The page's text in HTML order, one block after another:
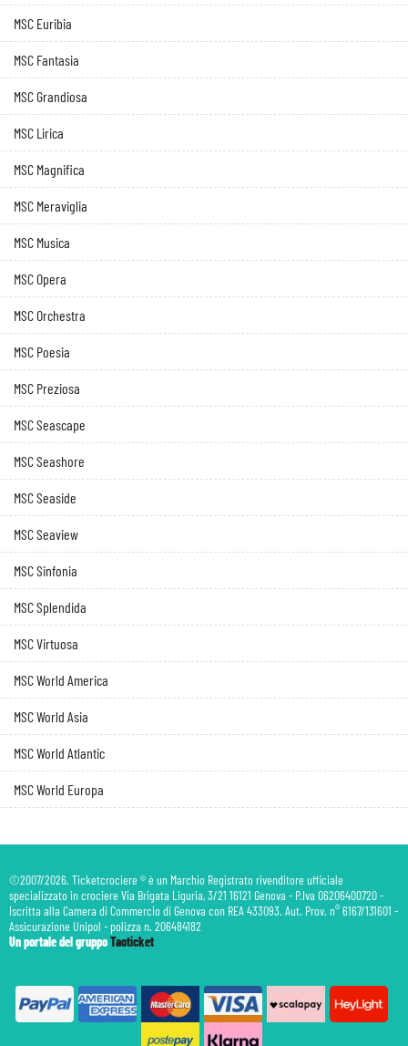
MSC Euribia
MSC Fantasia
MSC Grandiosa
MSC Lirica
MSC Magnifica
MSC Meraviglia
MSC Musica
MSC Opera
MSC Orchestra
MSC Poesia
MSC Preziosa
MSC Seascape
MSC Seashore
MSC Seaside
MSC Seaview
MSC Sinfonia
MSC Splendida
MSC Virtuosa
MSC World America
MSC World Asia
MSC World Atlantic
MSC World Europa
©2007/2026. Ticketcrociere ® è un Marchio Registrato rivenditore ufficiale
specializzato in crociere Via Brigata Liguria, 3/21 16121 Genova - P.Iva 06206400720 -
Iscritta alla Camera di Commercio di Genova con REA 433093. Aut. Prov. n° 6167/131601 -
Assicurazione Unipol - polizza n. 206484182
Un portale del gruppoTaoticket